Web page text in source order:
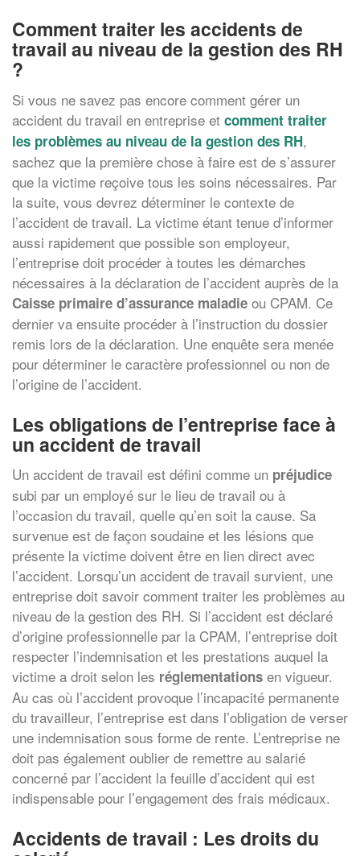
Comment traiter les accidents de
travail au niveau de la gestion des RH
?
Si vous ne savez pas encore comment gérer un
accident du travail en entreprise et comment traiter
les problèmes au niveau de la gestion des RH,
sachez que la première chose à faire est de s’assurer
que la victime reçoive tous les soins nécessaires. Par
la suite, vous devrez déterminer le contexte de
l’accident de travail. La victime étant tenue d’informer
aussi rapidement que possible son employeur,
l’entreprise doit procéder à toutes les démarches
nécessaires à la déclaration de l’accident auprès de la
Caisse primaire d’assurance maladie ou CPAM. Ce
dernier va ensuite procéder à l’instruction du dossier
remis lors de la déclaration. Une enquête sera menée
pour déterminer le caractère professionnel ou non de
l’origine de l’accident.
Les obligations de l’entreprise face à
un accident de travail
Un accident de travail est défini comme un préjudice
subi par un employé sur le lieu de travail ou à
l’occasion du travail, quelle qu’en soit la cause. Sa
survenue est de façon soudaine et les lésions que
présente la victime doivent être en lien direct avec
l’accident. Lorsqu’un accident de travail survient, une
entreprise doit savoir comment traiter les problèmes au
niveau de la gestion des RH. Si l’accident est déclaré
d’origine professionnelle par la CPAM, l’entreprise doit
respecter l’indemnisation et les prestations auquel la
victime a droit selon les réglementations en vigueur.
Au cas où l’accident provoque l’incapacité permanente
du travailleur, l’entreprise est dans l’obligation de verser
une indemnisation sous forme de rente. L’entreprise ne
doit pas également oublier de remettre au salarié
concerné par l’accident la feuille d’accident qui est
indispensable pour l’engagement des frais médicaux.
Accidents de travail : Les droits du